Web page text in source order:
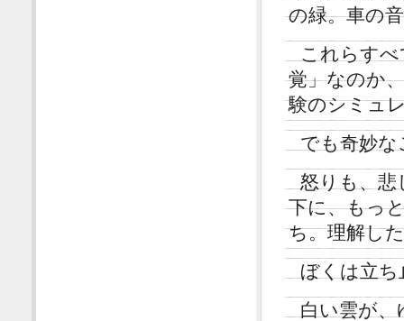
の緑。車の
これらす
覚」なのか
験のシミュ
でも奇妙
怒りも、悲
下に、もっ
ち。理解し
ぼくは立ち
白い雲が